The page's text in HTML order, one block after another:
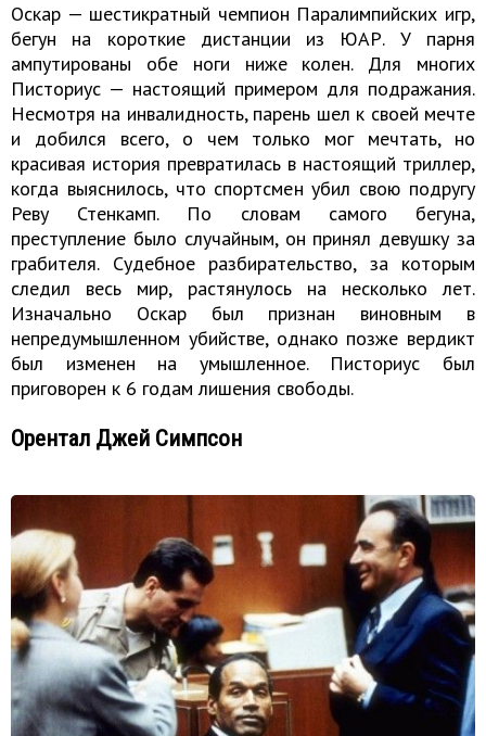
Оскар — шестикратный чемпион Паралимпийских игр,
бегун на короткие дистанции из ЮАР. У парня
ампутированы обе ноги ниже колен. Для многих
Писториус — настоящий примером для подражания.
Несмотря на инвалидность, парень шел к своей мечте
и добился всего, о чем только мог мечтать, но
красивая история превратилась в настоящий триллер,
когда выяснилось, что спортсмен убил свою подругу
Реву Стенкамп. По словам самого бегуна,
преступление было случайным, он принял девушку за
грабителя. Судебное разбирательство, за которым
следил весь мир, растянулось на несколько лет.
Изначально Оскар был признан виновным в
непредумышленном убийстве, однако позже вердикт
был изменен на умышленное. Писториус был
приговорен к 6 годам лишения свободы.
Орентал Джей Симпсон